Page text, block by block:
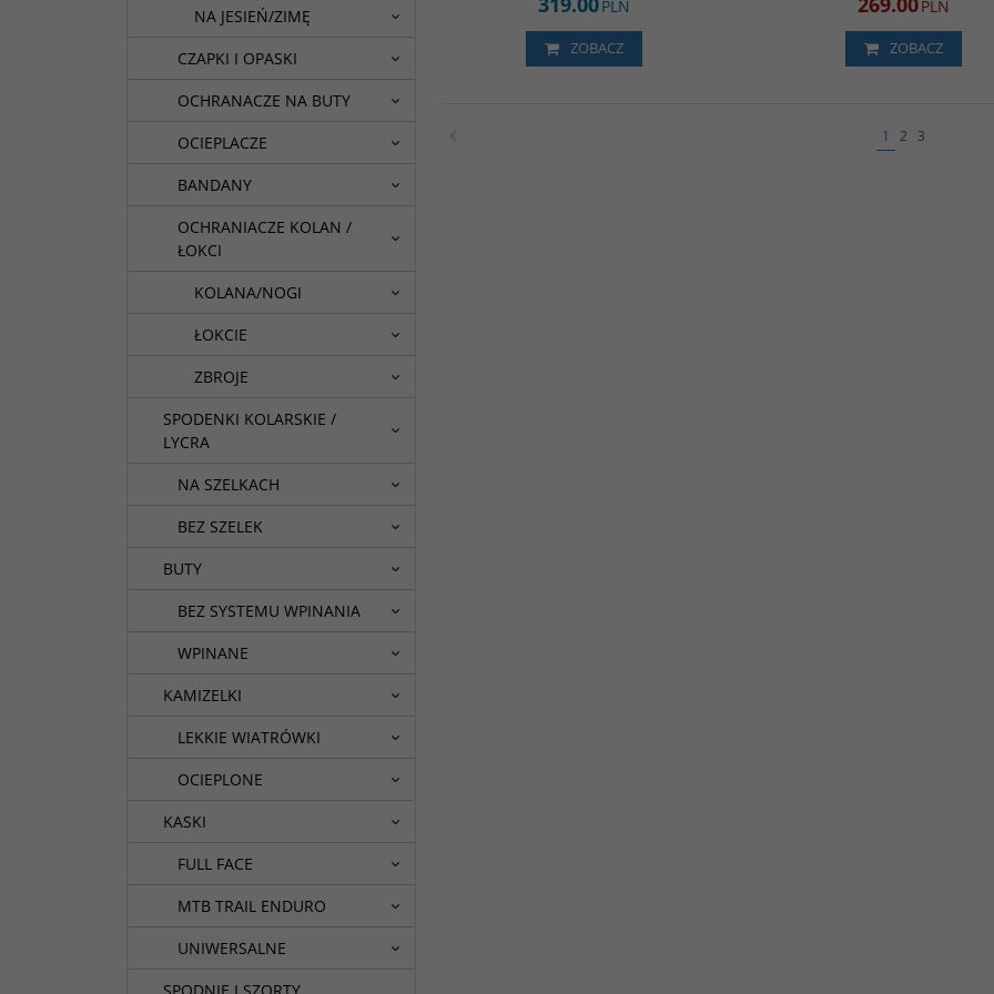
PLN
ZOBACZ
PLN
ZOBACZ
1 2 3
NA JESIEŃ/ZIMĘ
CZAPKI I OPASKI
OCHRANACZE NA BUTY
OCIEPLACZE
BANDANY
OCHRANIACZE KOLAN /
ŁOKCI
KOLANA/NOGI
ŁOKCIE
ZBROJE
SPODENKI KOLARSKIE /
LYCRA
NA SZELKACH
BEZ SZELEK
BUTY
BEZ SYSTEMU WPINANIA
WPINANE
KAMIZELKI
LEKKIE WIATRÓWKI
OCIEPLONE
KASKI
FULL FACE
MTB TRAIL ENDURO
UNIWERSALNE